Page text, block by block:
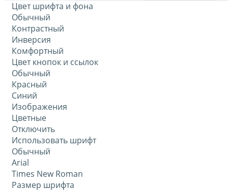
Цвет шрифта и фона
Обычный
Контрастный
Инверсия
Комфортный
Цвет кнопок и ссылок
Обычный
Красный
Синий
Изображения
Цветные
Отключить
Использовать шрифт
Обычный
Arial
Times New Roman
Размер шрифта